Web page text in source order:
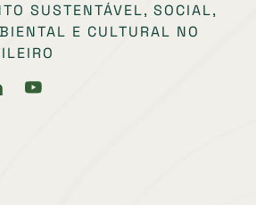
SUSTENTÁVEL, SOCIAL,
E CULTURAL NO